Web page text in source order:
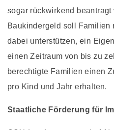
sogar rückwirkend
Baukindergeld soll Familien
dabei unterstützen, ein
einen Zeitraum von bis zu
berechtigte Familien einen
pro Kind und Jahr erhalten.
Staatliche Förderung für